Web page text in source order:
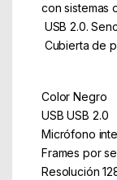
con sistemas
 USB 2.0.
 Cubierta de
Color Negro
USB USB 2.0
Micrófono
Frames por
Resolución